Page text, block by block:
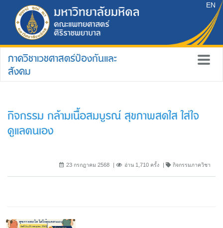
EN
ภาควิชาเวชศาสตร์ป้องกันและ
สังคม
กิจกรรม กล้ามเนื้อสมบูรณ์ สุขภาพสดใส ใส่ใจ
ดูแลตนเอง
23 กรกฎาคม 2568 อ่าน 1,710 ครั้ง กิจกรรมภาควิชา